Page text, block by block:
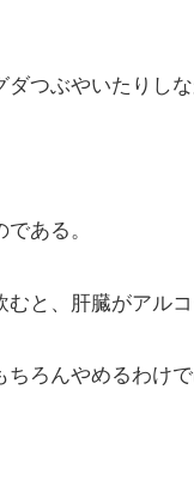
つぶやいたりし
ある。
と、肝臓がアル
ろんやめるわけで